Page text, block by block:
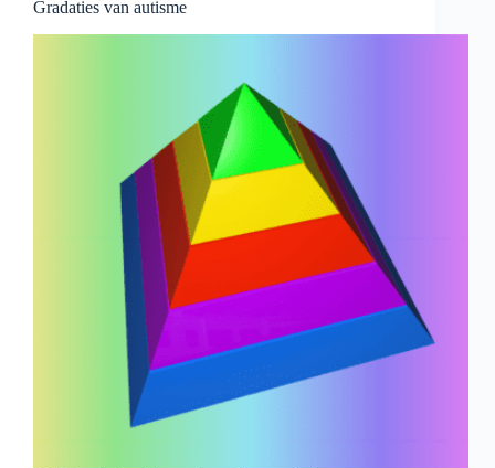
Gradaties van autisme